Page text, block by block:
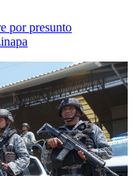
por presunto